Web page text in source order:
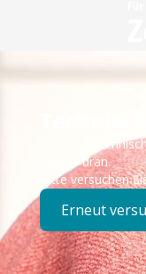
Es ist ein
bereits dran.
Bitte versuchen
Erneut